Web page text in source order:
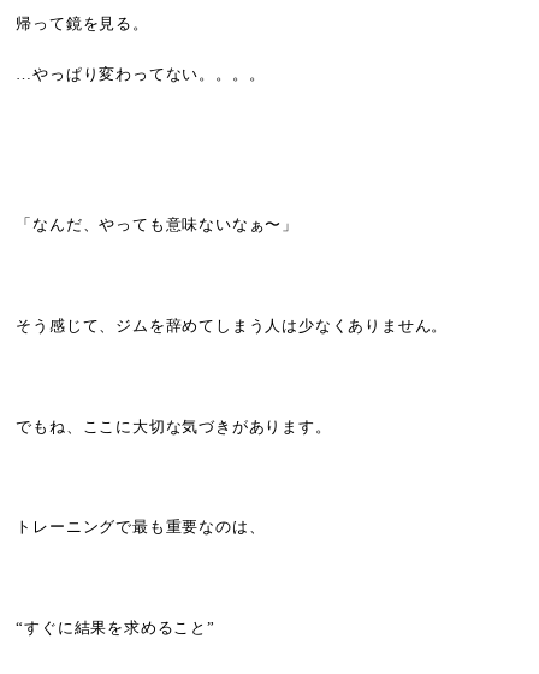
帰って鏡を見る。
…やっぱり変わってない。。。。
「なんだ、やっても意味ないなぁ〜」
そう感じて、ジムを辞めてしまう人は少なくありません。
でもね、ここに大切な気づきがあります。
トレーニングで最も重要なのは、
“すぐに結果を求めること”